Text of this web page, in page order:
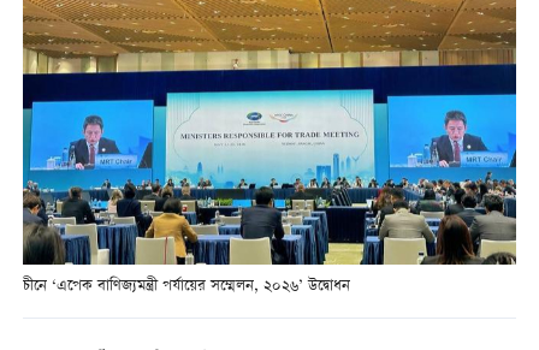
চীনে ‘এপেক বাণিজ্যমন্ত্রী পর্যায়ের সম্মেলন, ২০২৬’ উদ্বোধন